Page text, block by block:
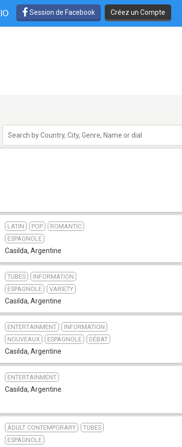
Session de Facebook Créez un Compte
LATIN POP
ROMANTIC
ESPAGNOLE
Casilda, Argentine
TUBES
INFORMATION
ESPAGNOLE
VARIETY
Casilda, Argentine
ENTERTAINMENT
INFORMATION
NOUVEAUX
ESPAGNOLE DÉBAT
Casilda, Argentine
ENTERTAINMENT
Casilda, Argentine
ADULT CONTEMPORARY
TUBES
ESPAGNOLE